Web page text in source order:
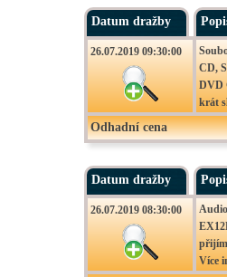
Datum dražby
26.07.2019 09:30:00
CD,
DVD
krát
Více
–
Odhadní cena
Datum dražby
26.07.2019 08:30:00
Více